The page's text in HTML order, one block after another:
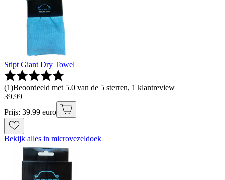
Stipt Giant Dry Towel
(1)Beoordeeld met 5.0 van de 5 sterren, 1 klantreview
39.99
Prijs: 39.99 euro
Bekijk alles in microvezeldoek